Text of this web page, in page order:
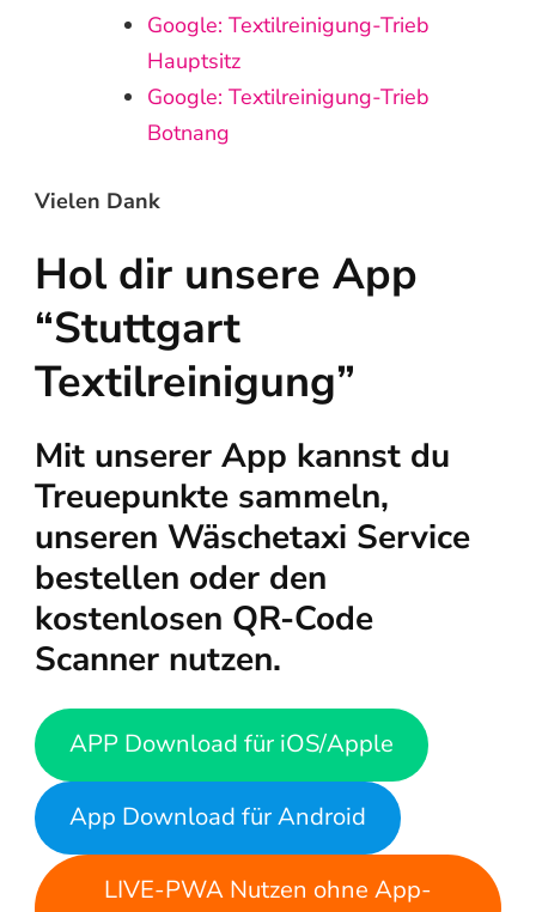
Google: Textilreinigung-Trieb
Hauptsitz
Google: Textilreinigung-Trieb
Botnang
Vielen Dank
Hol dir unsere App
“Stuttgart
Textilreinigung”
Mit unserer App kannst du
Treuepunkte sammeln,
unseren Wäschetaxi Service
bestellen oder den
kostenlosen QR-Code
Scanner nutzen.
APP Download für iOS/Apple
App Download für Android
LIVE-PWA Nutzen ohne App-